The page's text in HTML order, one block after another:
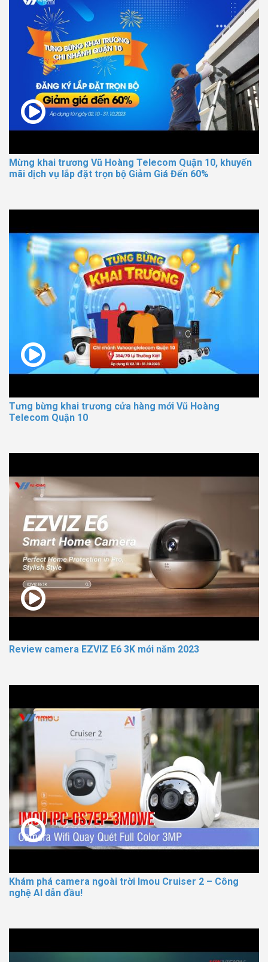
Mừng khai trương Vũ Hoàng Telecom Quận 10, khuyến
mãi dịch vụ lắp đặt trọn bộ Giảm Giá Đến 60%
Tưng bừng khai trương cửa hàng mới Vũ Hoàng
Telecom Quận 10
Review camera EZVIZ E6 3K mới năm 2023
Khám phá camera ngoài trời Imou Cruiser 2 – Công
nghệ AI dẫn đầu!